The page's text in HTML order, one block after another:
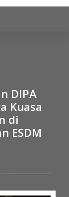
DIPA
Kuasa
di
ESDM